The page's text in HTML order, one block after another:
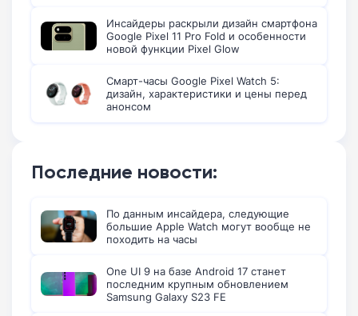
Инсайдеры раскрыли дизайн смартфона
Google Pixel 11 Pro Fold и особенности
новой функции Pixel Glow
Смарт-часы Google Pixel Watch 5:
дизайн, характеристики и цены перед
анонсом
Последние новости:
По данным инсайдера, следующие
большие Apple Watch могут вообще не
походить на часы
One UI 9 на базе Android 17 станет
последним крупным обновлением
Samsung Galaxy S23 FE